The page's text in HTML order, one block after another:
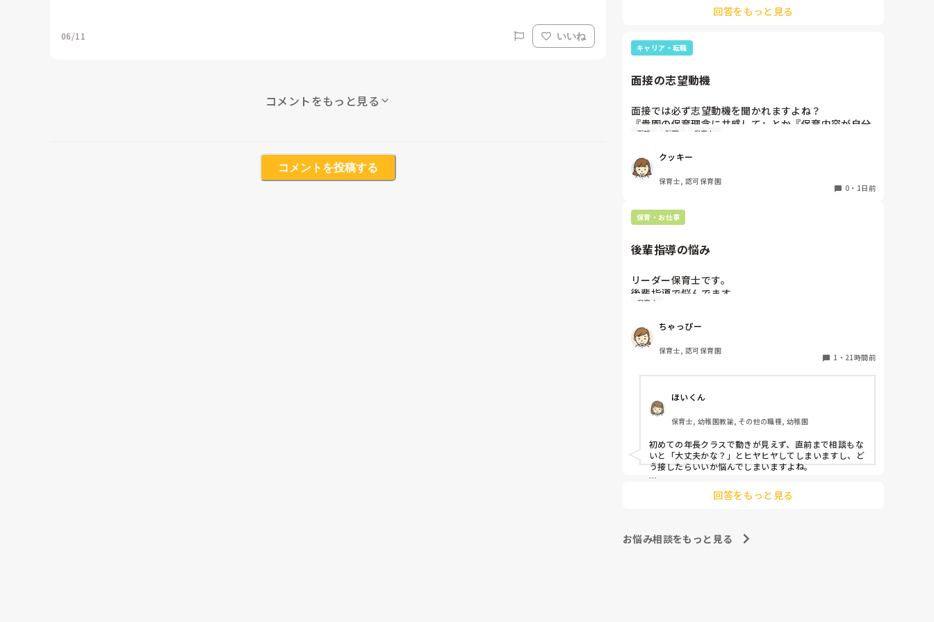
06/11 いいね
コメントをもっと見る
コメントを投稿する
伝えて個人情報の履歴書は渡さず帰ります🥺！
回答をもっと見る
キャリア・転職
面接の志望動機
面接では必ず志望動機を聞かれますよね？
『貴園の保育理念に共感して』とか『保育内容が自分
に合ってると思いました』等々が多いかと思います
私自身、園の雰囲気とか園の規模、保育内容は勘案し
ますが正直なところ、家から通いやすいか、給与はど
うか…というところに重きを置いています
皆さんは、志望動機をどのように答えていますか？ま
た、本音はどうですか？
面接 転職 保育士
クッキー
保育士, 認可保育園
0 ・ 1日前
保育・お仕事
後輩指導の悩み
リーダー保育士です。
後輩指導で悩んでます。
初めて年長を持つ後輩がいますが
聞かないで様子見てると直前になるまで何もアクショ
ンがなかったり
他の職員に聞いてる様子もなくて
もう何考えてるんだかさっぱりです。
よほど自分に聞きづらいのか、聞く必要性さえ感じな
いのか、もうよくわからないです。
対応にも悩みます。
保育士
ちゃっぴー
保育士, 認可保育園
1 ・ 21時間前
ほいくん
保育士, 幼稚園教諭, その他の職種, 幼稚園
初めての年長クラスで動きが見えず、直前まで相談もな
いと「大丈夫かな？」とヒヤヒヤしてしまいますし、ど
う接したらいいか悩んでしまいますよね。
後輩側は「何が分からないかも分からない状態」だった
り、「こんなこと聞いたら迷惑かな」と抱え込んでいる
待つスタイルから一歩踏み出して、リーダー側から「〇
〇の件、どこまで進んだ？」「困ってることない？」と
回答をもっと見る
お悩み相談をもっと見る